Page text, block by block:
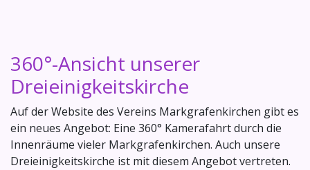
360°-Ansicht unserer
Dreieinigkeitskirche
Auf der Website des Vereins Markgrafenkirchen gibt es
ein neues Angebot: Eine 360° Kamerafahrt durch die
Innenräume vieler Markgrafenkirchen. Auch unsere
Dreieinigkeitskirche ist mit diesem Angebot vertreten.